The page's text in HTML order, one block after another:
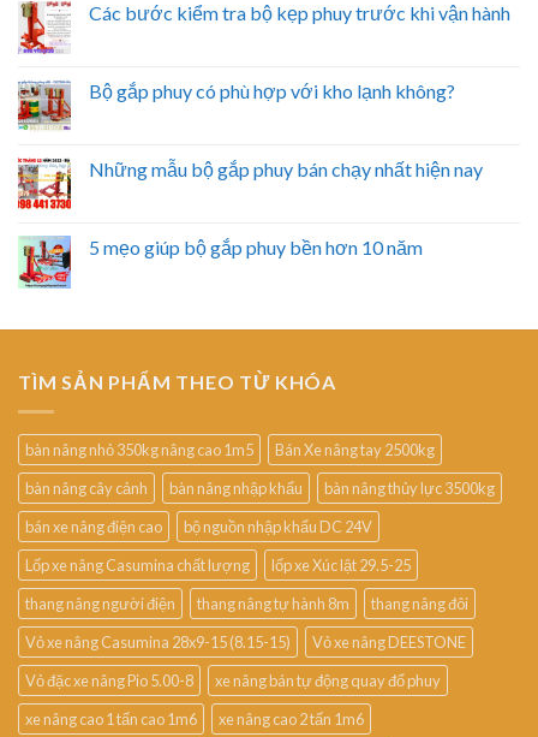
Các bước kiểm tra bộ kẹp phuy trước khi vận hành
Bộ gắp phuy có phù hợp với kho lạnh không?
Những mẫu bộ gắp phuy bán chạy nhất hiện nay
5 mẹo giúp bộ gắp phuy bền hơn 10 năm
TÌM SẢN PHẨM THEO TỪ KHÓA
bàn nâng nhỏ 350kg nâng cao 1m5
Bán Xe nâng tay 2500kg
bàn nâng cây cảnh
bàn nâng nhập khẩu
bàn nâng thủy lực 3500kg
bán xe nâng điện cao
bộ nguồn nhập khẩu DC 24V
Lốp xe nâng Casumina chất lượng
lốp xe Xúc lật 29.5-25
thang nâng người điện
thang nâng tự hành 8m
thang nâng đôi
Vỏ xe nâng Casumina 28x9-15 (8.15-15)
Vỏ xe nâng DEESTONE
Vỏ đặc xe nâng Pio 5.00-8
xe nâng bán tự động quay đổ phuy
xe nâng cao 1 tấn cao 1m6
xe nâng cao 2 tấn 1m6